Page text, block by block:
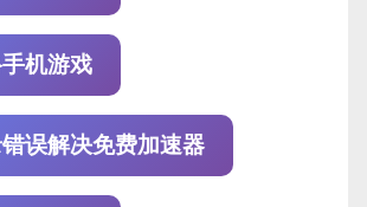
机游戏
误解决免费加速器